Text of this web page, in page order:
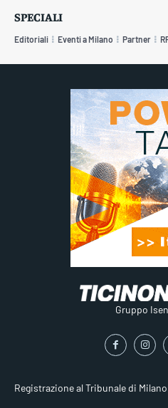
SPECIALI
Editoriali Eventi a Milano Partner
Gruppo
Registrazione al Tribunale di